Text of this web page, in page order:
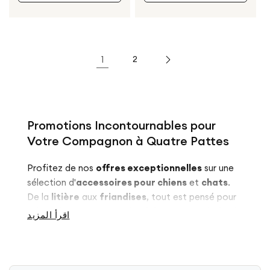
1 2
Promotions Incontournables pour
Votre Compagnon à Quatre Pattes
Profitez de nos offres exceptionnelles sur une
sélection d'accessoires pour chiens et chats.
De la litière aux friandises, tout est pensé pour
le bien-être de votre
Chats
اقرأ المزيد